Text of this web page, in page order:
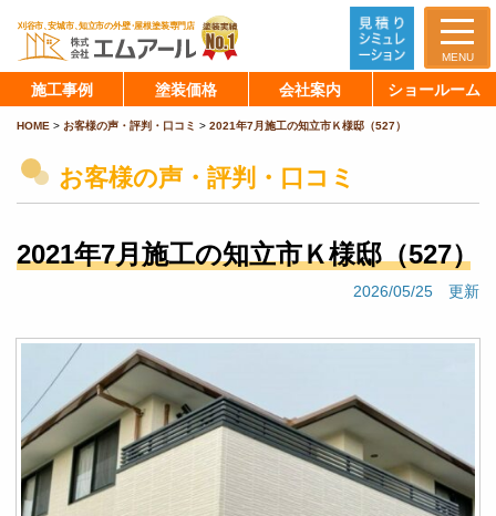
MENU
施工事例 塗装価格 会社案内 ショールーム
HOME > お客様の声・評判・口コミ > 2021年7月施工の知立市Ｋ様邸（527）
お客様の声・評判・口コミ
2021年7月施工の知立市Ｋ様邸（527）
2026/05/25 更新